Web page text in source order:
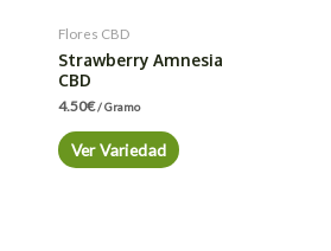
Flores CBD
Strawberry Amnesia
CBD
4.50€/ Gramo
Ver Variedad